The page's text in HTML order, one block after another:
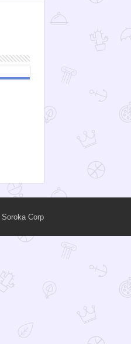
Soroka Corp